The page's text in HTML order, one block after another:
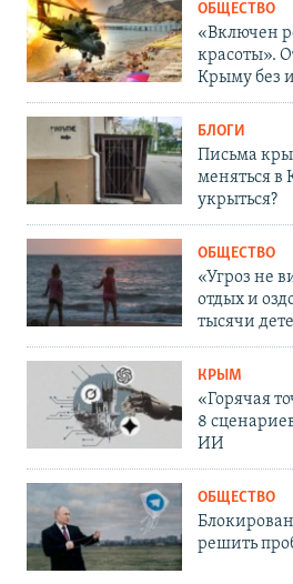
ОБЩЕСТВО
«Включен
красоты».
Крыму без
БЛОГИ
Письма
меняться в
укрыться?
ОБЩЕСТВО
«Угроз не
отдых и
тысячи
КРЫМ
«Горячая
8
ИИ
ОБЩЕСТВО
решить